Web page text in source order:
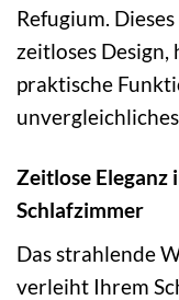
Refugium.
zeitloses
praktische
Zeitlose Eleganz
Schlafzimmer
Das strahlende
verleiht Ihrem